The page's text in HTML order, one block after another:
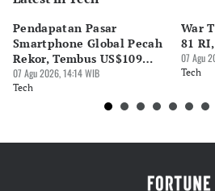
Editor
Tubagus Imam Satrio
TIFANI ARUAN
Luky Maulana Firmansyah
Pendapatan Pasar
Smartphone Global Pecah
Rekor, Tembus US$109
Miliar
07 Agu 2026, 14:14 WIB
Tech
War
81
07 Agu
Tech